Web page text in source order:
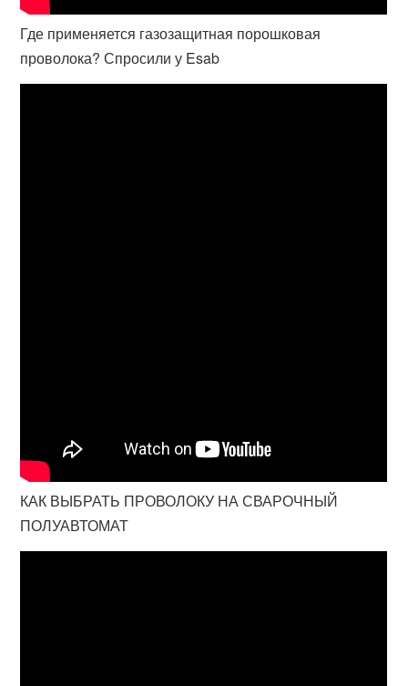
Где применяется газозащитная порошковая
проволока? Спросили у Esab
КАК ВЫБРАТЬ ПРОВОЛОКУ НА СВАРОЧНЫЙ
ПОЛУАВТОМАТ